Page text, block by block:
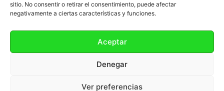
sitio. No consentir o retirar el consentimiento, puede afectar
negativamente a ciertas características y funciones.
Aceptar
Denegar
Ver preferencias